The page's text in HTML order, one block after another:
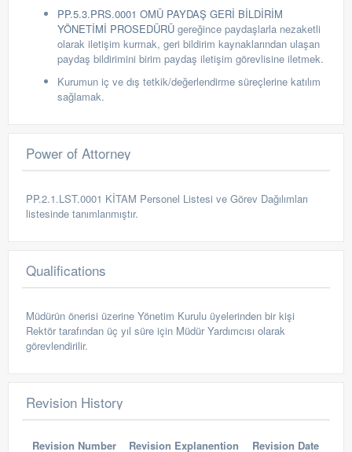
PP.5.3.PRS.0001 OMÜ PAYDAŞ GERİ BİLDİRİM
YÖNETİMİ PROSEDÜRÜ gereğince paydaşlarla nezaketli
olarak iletişim kurmak, geri bildirim kaynaklarından ulaşan
paydaş bildirimini birim paydaş iletişim görevlisine iletmek.
Kurumun iç ve dış tetkik/değerlendirme süreçlerine katılım
sağlamak.
Power of Attorney
PP.2.1.LST.0001 KİTAM Personel Listesi ve Görev Dağılımları
listesinde tanımlanmıştır.
Qualifications
Müdürün önerisi üzerine Yönetim Kurulu üyelerinden bir kişi
Rektör tarafından üç yıl süre için Müdür Yardımcısı olarak
görevlendirilir.
Revision History
Revision Number Revision Explanention Revision Date